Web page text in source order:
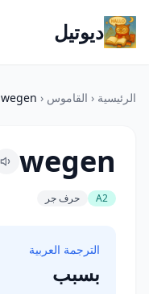
ديوتيل
الرئيسية ‹ القاموس ‹
wegen
wegen
A2 حرف جر
الترجمة العربية
بسبب